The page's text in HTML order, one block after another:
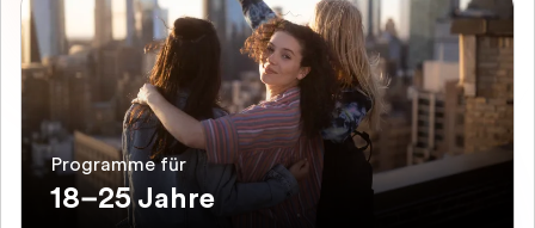
Programme für
18–25 Jahre